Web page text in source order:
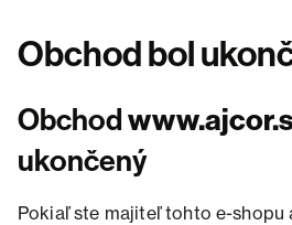
Obchod bol
Obchod
ukončený
Pokiaľ ste majiteľ tohto e-shopu